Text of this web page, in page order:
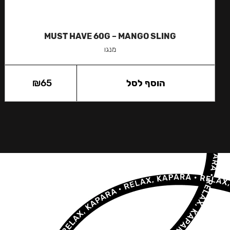
MUST HAVE 60G – MANGO SLING
מנגו
₪65 הוסף לסל